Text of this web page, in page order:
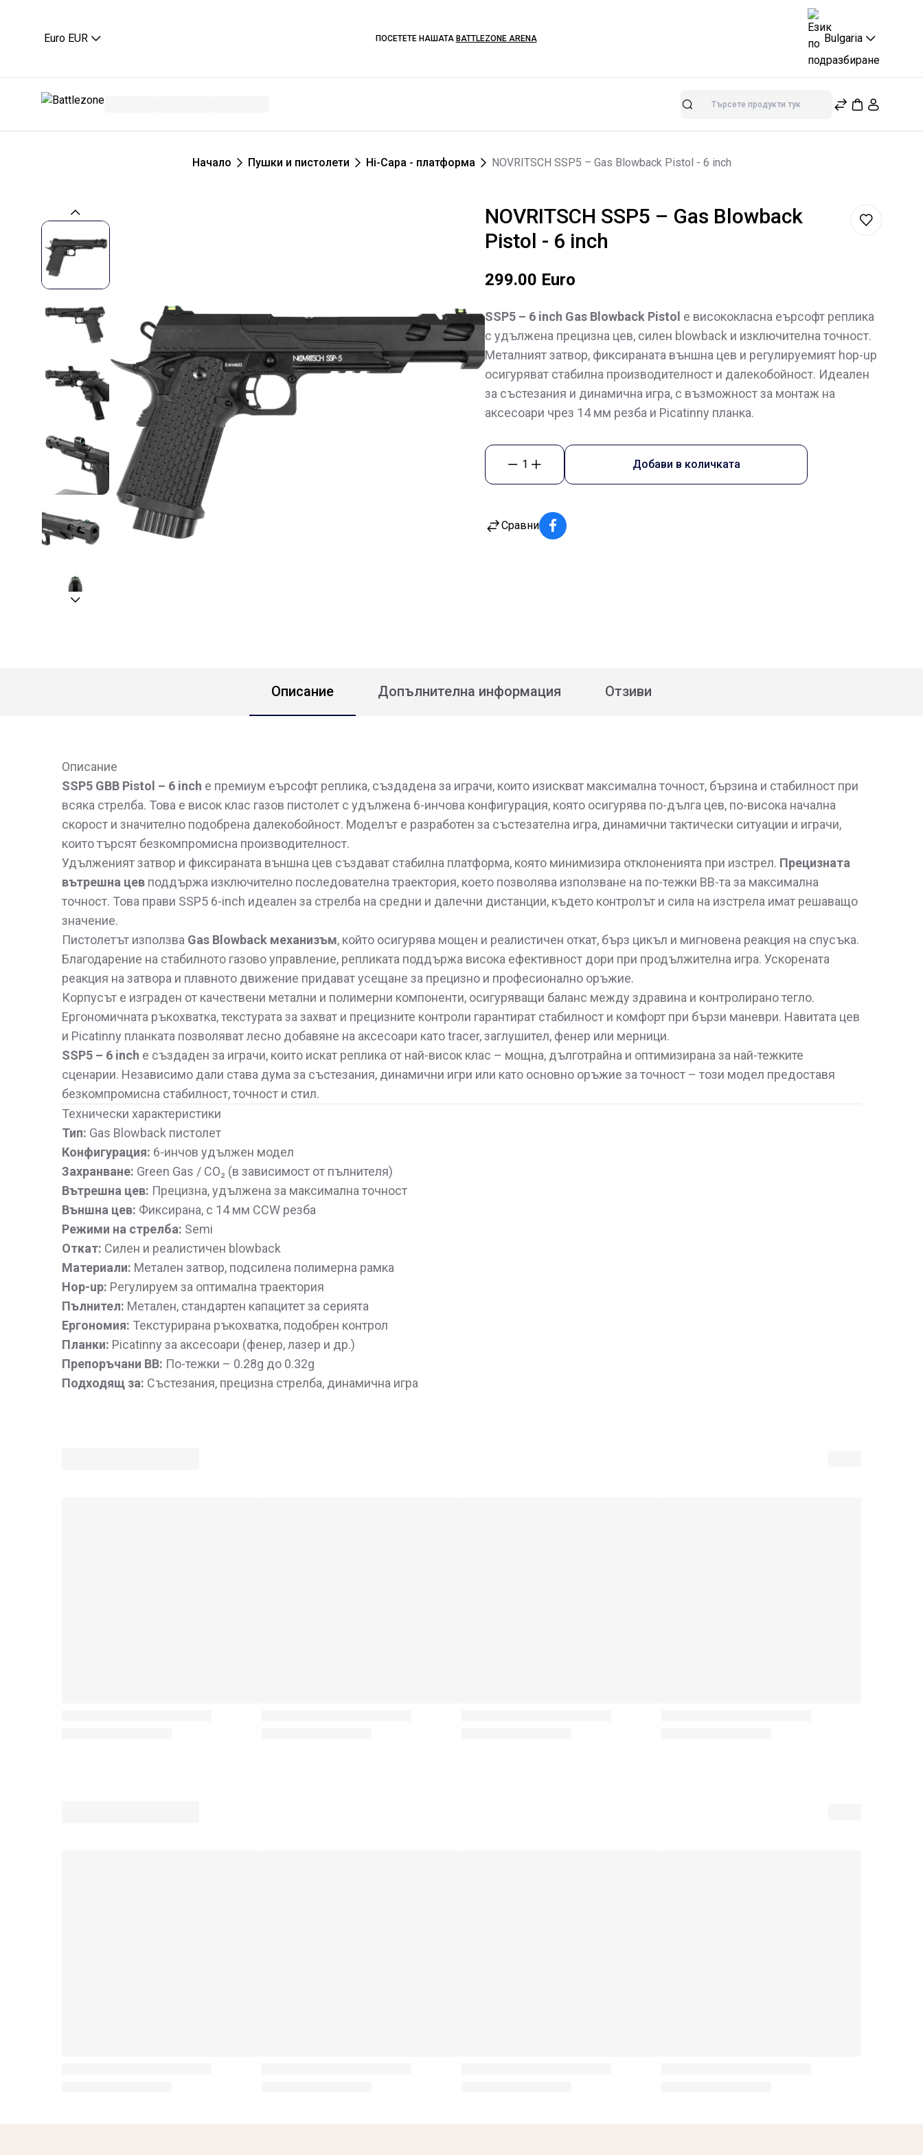
Euro EUR ПОСЕТЕТЕ НАШАТА BATTLEZONE ARENA Bulgaria
Търсене
Начало Пушки и пистолети Hi-Capa - платформа NOVRITSCH SSP5 – Gas Blowback Pistol - 6 inch
NOVRITSCH SSP5 – Gas Blowback
Pistol - 6 inch
299.00 Euro
SSP5 – 6 inch Gas Blowback Pistol е висококласна еърсофт реплика
с удължена прецизна цев, силен blowback и изключителна точност.
Металният затвор, фиксираната външна цев и регулируемият hop-up
осигуряват стабилна производителност и далекобойност. Идеален
за състезания и динамична игра, с възможност за монтаж на
аксесоари чрез 14 мм резба и Picatinny планка.
1 Добави в количката
Сравни
Описание Допълнителна информация Отзиви
Описание
SSP5 GBB Pistol – 6 inch е премиум еърсофт реплика, създадена за играчи, които изискват максимална точност, бързина и стабилност при
всяка стрелба. Това е висок клас газов пистолет с удължена 6-инчова конфигурация, която осигурява по-дълга цев, по-висока начална
скорост и значително подобрена далекобойност. Моделът е разработен за състезателна игра, динамични тактически ситуации и играчи,
които търсят безкомпромисна производителност.
Удълженият затвор и фиксираната външна цев създават стабилна платформа, която минимизира отклоненията при изстрел. Прецизната
вътрешна цев поддържа изключително последователна траектория, което позволява използване на по-тежки BB-та за максимална
точност. Това прави SSP5 6-inch идеален за стрелба на средни и далечни дистанции, където контролът и сила на изстрела имат решаващо
значение.
Пистолетът използва Gas Blowback механизъм, който осигурява мощен и реалистичен откат, бърз цикъл и мигновена реакция на спусъка.
Благодарение на стабилното газово управление, репликата поддържа висока ефективност дори при продължителна игра. Ускорената
реакция на затвора и плавното движение придават усещане за прецизно и професионално оръжие.
Корпусът е изграден от качествени метални и полимерни компоненти, осигуряващи баланс между здравина и контролирано тегло.
Ергономичната ръкохватка, текстурата за захват и прецизните контроли гарантират стабилност и комфорт при бързи маневри. Навитата цев
и Picatinny планката позволяват лесно добавяне на аксесоари като tracer, заглушител, фенер или мерници.
SSP5 – 6 inch е създаден за играчи, които искат реплика от най-висок клас – мощна, дълготрайна и оптимизирана за най-тежките
сценарии. Независимо дали става дума за състезания, динамични игри или като основно оръжие за точност – този модел предоставя
безкомпромисна стабилност, точност и стил.
Технически характеристики
Тип: Gas Blowback пистолет
Конфигурация: 6-инчов удължен модел
Захранване: Green Gas / CO₂ (в зависимост от пълнителя)
Вътрешна цев: Прецизна, удължена за максимална точност
Външна цев: Фиксирана, с 14 мм CCW резба
Режими на стрелба: Semi
Откат: Силен и реалистичен blowback
Материали: Метален затвор, подсилена полимерна рамка
Hop-up: Регулируем за оптимална траектория
Пълнител: Метален, стандартен капацитет за серията
Ергономия: Текстурирана ръкохватка, подобрен контрол
Планки: Picatinny за аксесоари (фенер, лазер и др.)
Препоръчани BB: По-тежки – 0.28g до 0.32g
Подходящ за: Състезания, прецизна стрелба, динамична игра